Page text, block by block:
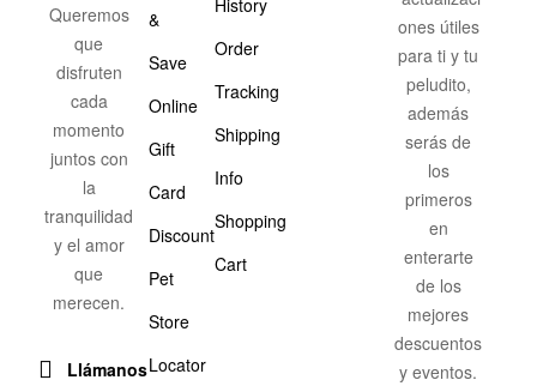
Queremos
que
disfruten
cada
momento
juntos con
la
tranquilidad
y el amor
que
merecen.
Llámanos
&
Save
Online
Gift
Card
Discount
Pet
Store
Locator
History
Order
Tracking
Shipping
Info
Shopping
Cart
ones útiles
para ti y tu
peludito,
además
serás de
los
primeros
en
enterarte
de los
mejores
descuentos
y eventos.